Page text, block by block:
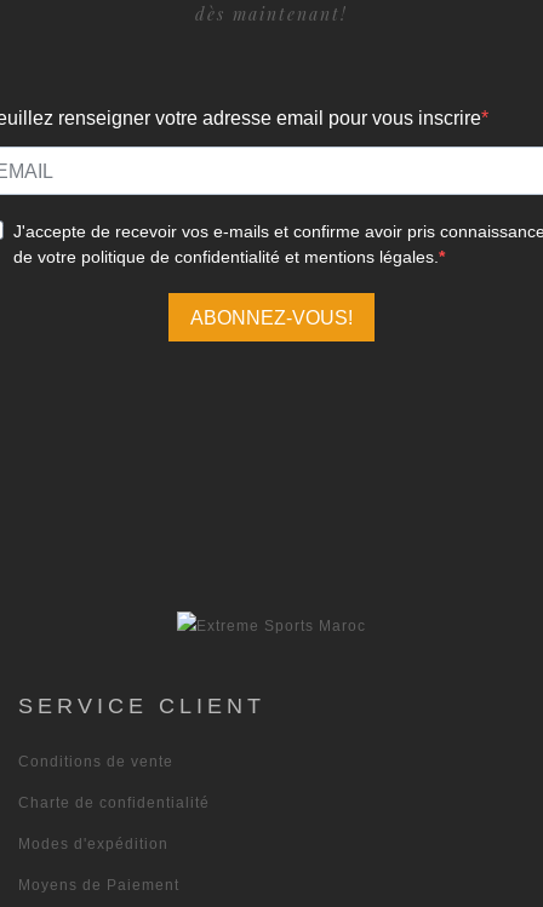
dès maintenant!
SERVICE CLIENT
Conditions de vente
Charte de confidentialité
Modes d'expédition
Moyens de Paiement